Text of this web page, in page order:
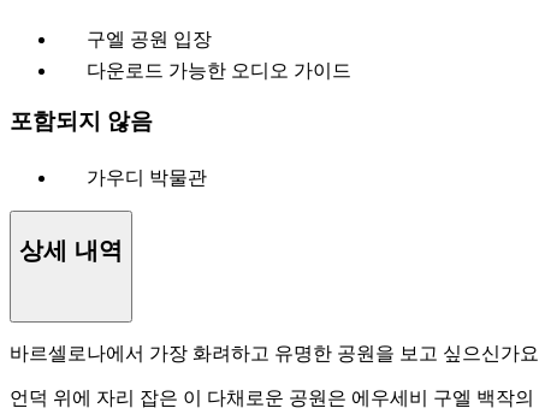
구엘 공원 입장
다운로드 가능한 오디오 가이드
포함되지 않음
가우디 박물관
상세 내역
바르셀로나에서 가장 화려하고 유명한 공원을 보고 싶으신가
언덕 위에 자리 잡은 이 다채로운 공원은 에우세비 구엘 백작